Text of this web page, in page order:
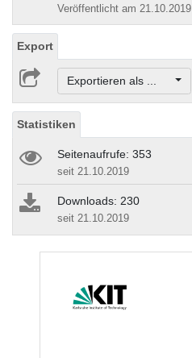
Veröffentlicht am 21.10.2019
Export
Exportieren als ...
Statistiken
Seitenaufrufe: 353
seit 21.10.2019
Downloads: 230
seit 21.10.2019